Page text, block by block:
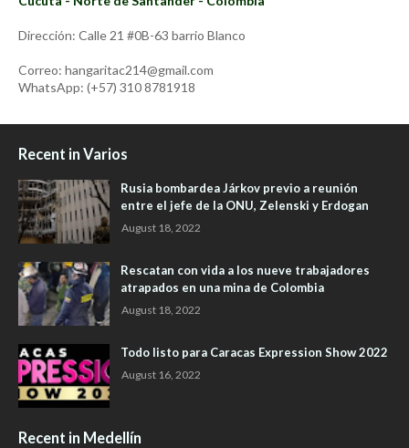
Dirección: Calle 21 #0B-63 barrio Blanco
Correo: hangaritac214@gmail.com
WhatsApp: (+57) 310 8781918
Recent in Varios
Rusia bombardea Járkov previo a reunión
entre el jefe de la ONU, Zelenski y Erdogan
August 18, 2022
Rescatan con vida a los nueve trabajadores
atrapados en una mina de Colombia
August 18, 2022
Todo listo para Caracas Expression Show 2022
August 16, 2022
Recent in Medellín